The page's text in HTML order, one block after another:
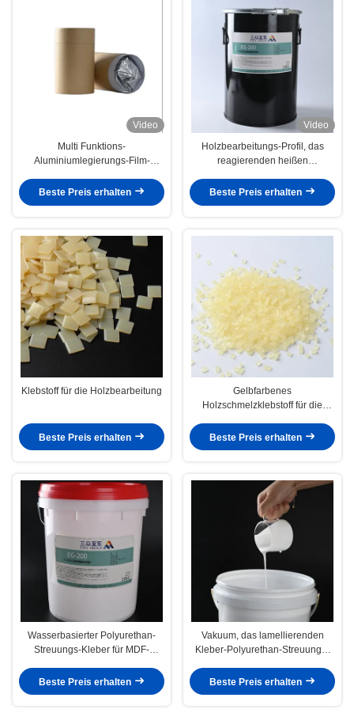
Video
Multi Funktions-
Aluminiumlegierungs-Film-
die Profil-Verpackung
Beste Preis erhalten
Video
Holzbearbeitungs-Profil, das
reagierenden heißen
einwickelt
Beste Preis erhalten
Klebstoff für die Holzbearbeitung
Beste Preis erhalten
Gelbfarbenes
Holzschmelzklebstoff für die
Anwendungstemperatur 130-160
°C
Beste Preis erhalten
Wasserbasierter Polyurethan-
Streuungs-Kleber für MDF-
Beste Preis erhalten
Vakuum, das lamellierenden
Kleber-Polyurethan-Streuungs-
Beste Preis erhalten